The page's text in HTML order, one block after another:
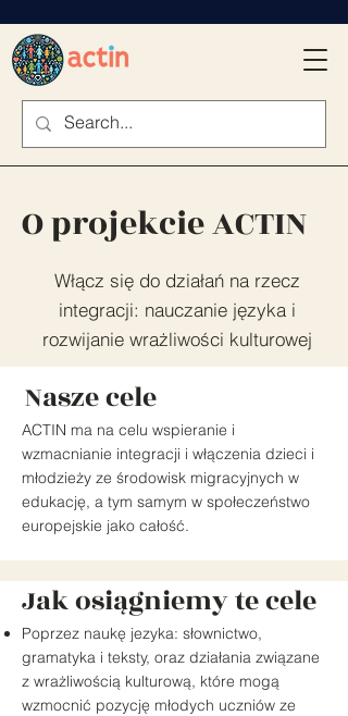
O projekcie ACTIN
Włącz się do działań na rzecz
integracji: nauczanie języka i
rozwijanie wrażliwości kulturowej
Nasze cele
ACTIN ma na celu wspieranie i
wzmacnianie integracji i włączenia dzieci i
młodzieży ze środowisk migracyjnych w
edukację, a tym samym w społeczeństwo
europejskie jako całość.
Jak osiągniemy te cele
Poprzez naukę jezyka: słownictwo,
gramatyka i teksty, oraz działania związane
z wrażliwością kulturową, które mogą
wzmocnić pozycję młodych uczniów ze